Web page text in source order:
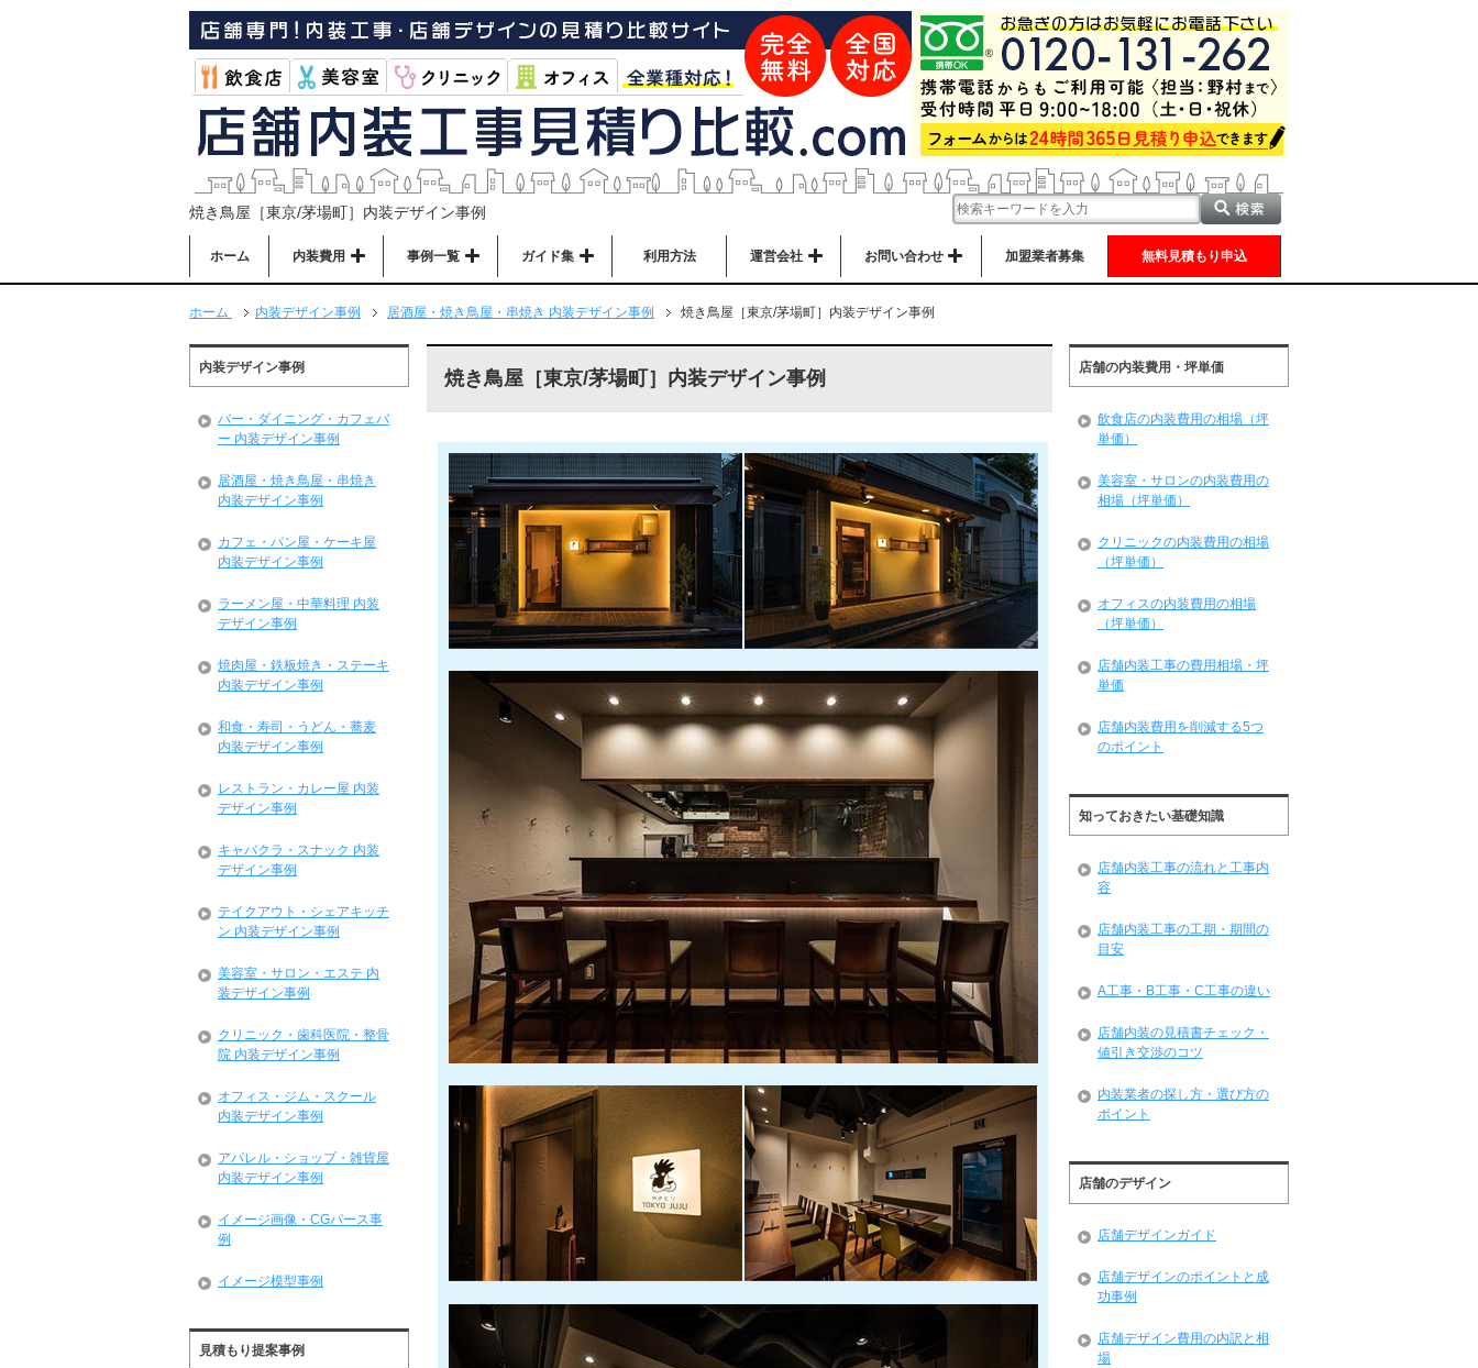
焼き鳥屋［東京/茅場町］内装デザイン事例
ホーム 内装費用 事例一覧 ガイド集 利用方法 運営会社 お問い合わせ 加盟業者募集 無料見積もり申込
ホーム 内装デザイン事例 居酒屋・焼き鳥屋・串焼き 内装デザイン事例 焼き鳥屋［東京/茅場町］内装デザイン事例
焼き鳥屋［東京/茅場町］内装デザイン事例
内装デザイン事例
バー・ダイニング・カフェバ
ー 内装デザイン事例
居酒屋・焼き鳥屋・串焼き
内装デザイン事例
カフェ・パン屋・ケーキ屋
内装デザイン事例
ラーメン屋・中華料理 内装
デザイン事例
焼肉屋・鉄板焼き・ステーキ
内装デザイン事例
和食・寿司・うどん・蕎麦
内装デザイン事例
レストラン・カレー屋 内装
デザイン事例
キャバクラ・スナック 内装
デザイン事例
テイクアウト・シェアキッチ
ン 内装デザイン事例
美容室・サロン・エステ 内
装デザイン事例
クリニック・歯科医院・整骨
院 内装デザイン事例
オフィス・ジム・スクール
内装デザイン事例
アパレル・ショップ・雑貨屋
内装デザイン事例
イメージ画像・CGパース事
例
イメージ模型事例
見積もり提案事例
店舗の内装費用・坪単価
飲食店の内装費用の相場（坪
単価）
美容室・サロンの内装費用の
相場（坪単価）
クリニックの内装費用の相場
（坪単価）
オフィスの内装費用の相場
（坪単価）
店舗内装工事の費用相場・坪
単価
店舗内装費用を削減する5つ
のポイント
知っておきたい基礎知識
店舗内装工事の流れと工事内
容
店舗内装工事の工期・期間の
目安
A工事・B工事・C工事の違い
店舗内装の見積書チェック・
値引き交渉のコツ
内装業者の探し方・選び方の
ポイント
店舗のデザイン
店舗デザインガイド
店舗デザインのポイントと成
功事例
店舗デザイン費用の内訳と相
場